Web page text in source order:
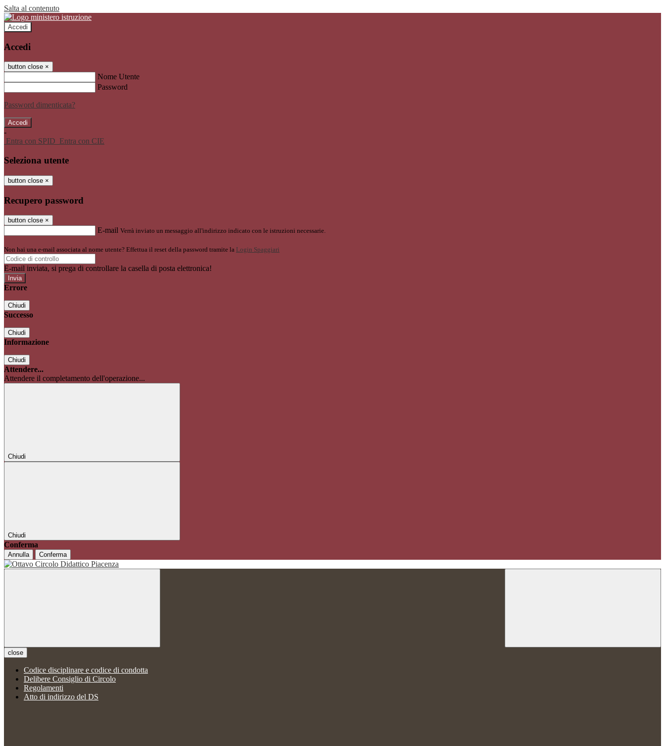
Salta al contenuto
Accedi
Accedi
button close ×
Nome Utente
Password
Password dimenticata?
-
Entra con SPID Entra con CIE
Seleziona utente
button close ×
Recupero password
button close ×
E-mail Verrà inviato un messaggio all'indirizzo indicato con le istruzioni necessarie.
Non hai una e-mail associata al nome utente? Effettua il reset della password tramite la Login Spaggiari
E-mail inviata, si prega di controllare la casella di posta elettronica!
Errore
Chiudi
Successo
Chiudi
Informazione
Chiudi
Attendere...
Attendere il completamento dell'operazione...
Chiudi
Chiudi
Conferma
Annulla Conferma
close
Codice disciplinare e codice di condotta
Delibere Consiglio di Circolo
Regolamenti
Atto di indirizzo del DS